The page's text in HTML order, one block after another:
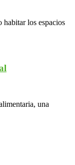
los espacios
una